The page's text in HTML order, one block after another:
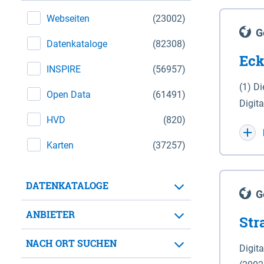
(23002)
Webseiten
(82308)
Datenkataloge
(56957)
INSPIRE
(61491)
Open Data
(820)
HVD
(37257)
Karten
DATENKATALOGE
ANBIETER
NACH ORT SUCHEN
(1)
WGS
für
der in